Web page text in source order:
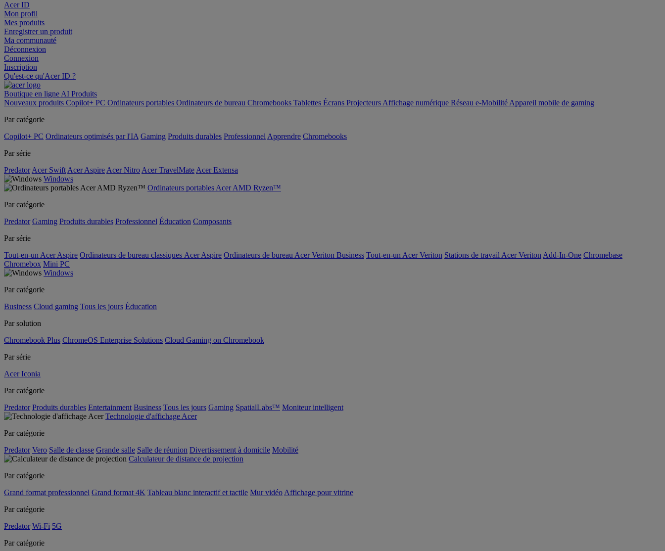
Acer ID
Mon profil
Mes produits
Enregistrer un produit
Ma communauté
Déconnexion
Connexion
Inscription
Qu'est-ce qu'Acer ID ?
Boutique en ligne AI Produits
Nouveaux produits Copilot+ PC Ordinateurs portables Ordinateurs de bureau Chromebooks Tablettes Écrans Projecteurs Affichage numérique Réseau e-Mobilité Appareil mobile de gaming
Par catégorie
Copilot+ PC Ordinateurs optimisés par l'IA Gaming Produits durables Professionnel Apprendre Chromebooks
Par série
Predator Acer Swift Acer Aspire Acer Nitro Acer TravelMate Acer Extensa
Windows
Ordinateurs portables Acer AMD Ryzen™
Par catégorie
Predator Gaming Produits durables Professionnel Éducation Composants
Par série
Tout-en-un Acer Aspire Ordinateurs de bureau classiques Acer Aspire Ordinateurs de bureau Acer Veriton Business Tout-en-un Acer Veriton Stations de travail Acer Veriton Add-In-One Chromebase
Chromebox Mini PC
Windows
Par catégorie
Business Cloud gaming Tous les jours Éducation
Par solution
Chromebook Plus ChromeOS Enterprise Solutions Cloud Gaming on Chromebook
Par série
Acer Iconia
Par catégorie
Predator Produits durables Entertainment Business Tous les jours Gaming SpatialLabs™ Moniteur intelligent
Technologie d'affichage Acer
Par catégorie
Predator Vero Salle de classe Grande salle Salle de réunion Divertissement à domicile Mobilité
Calculateur de distance de projection
Par catégorie
Grand format professionnel Grand format 4K Tableau blanc interactif et tactile Mur vidéo Affichage pour vitrine
Par catégorie
Predator Wi-Fi 5G
Par catégorie